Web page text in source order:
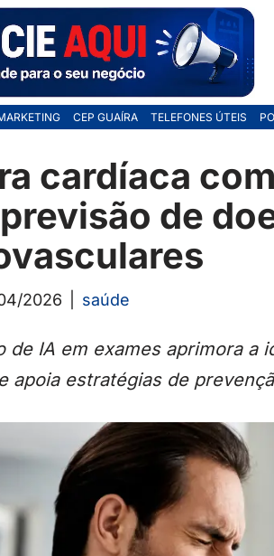
CEP GUAÍRA TELEFONES ÚTEIS
cardíaca
de
2026 saúde
IA em exames aprimora a
apoia estratégias de